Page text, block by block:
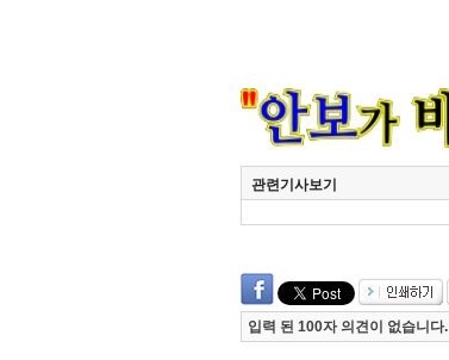
관련기사보기
입력 된 100자 의견이 없습니다.